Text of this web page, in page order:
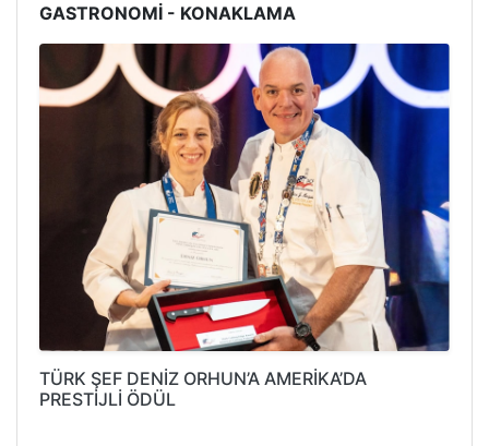
GASTRONOMİ - KONAKLAMA
TÜRK ŞEF DENİZ ORHUN’A AMERİKA’DA
PRESTİJLİ ÖDÜL